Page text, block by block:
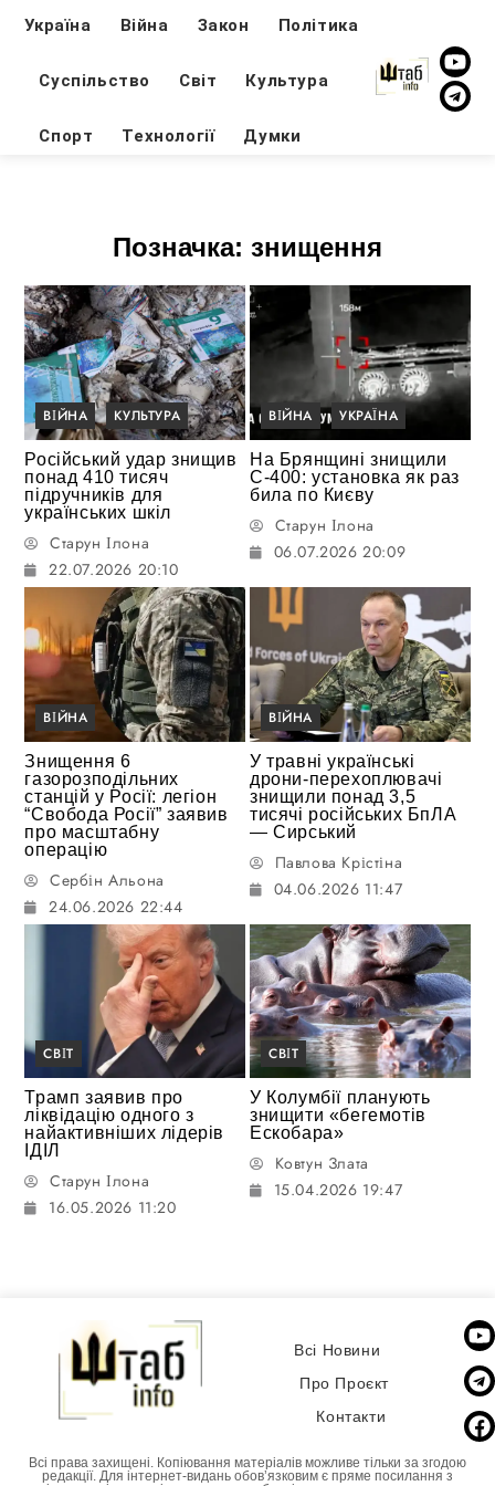
Україна Війна Закон Політика
Суспільство Світ Культура
Спорт Технології Думки
Позначка: знищення
ВІЙНА КУЛЬТУРА
Російський удар знищив
понад 410 тисяч
підручників для
українських шкіл
Старун Ілона
22.07.2026 20:10
ВІЙНА УКРАЇНА
На Брянщині знищили
С-400: установка як раз
била по Києву
Старун Ілона
06.07.2026 20:09
ВІЙНА
Знищення 6
газорозподільних
станцій у Росії: легіон
“Свобода Росії” заявив
про масштабну
операцію
Сербін Альона
24.06.2026 22:44
ВІЙНА
У травні українські
дрони-перехоплювачі
знищили понад 3,5
тисячі російських БпЛА
— Сирський
Павлова Крістіна
04.06.2026 11:47
СВІТ
Трамп заявив про
ліквідацію одного з
найактивніших лідерів
ІДІЛ
Старун Ілона
16.05.2026 11:20
СВІТ
У Колумбії планують
знищити «бегемотів
Ескобара»
Ковтун Злата
15.04.2026 19:47
Всі Новини
Про Проєкт
Контакти
Всі права захищені. Копіювання матеріалів можливе тільки за згодою
редакції. Для інтернет-видань обовʼязковим є пряме посилання з